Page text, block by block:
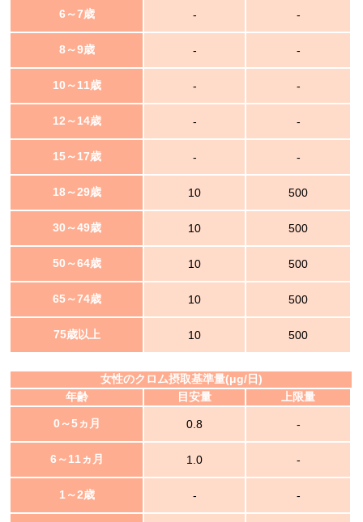
6～7歳 - -
8～9歳 - -
10～11歳 - -
12～14歳 - -
15～17歳 - -
18～29歳 10 500
30～49歳 10 500
50～64歳 10 500
65～74歳 10 500
75歳以上 10 500
女性のクロム摂取基準量(μg/日)
年齢
目安量 上限量
0～5ヵ月 0.8 -
6～11ヵ月 1.0 -
1～2歳 - -